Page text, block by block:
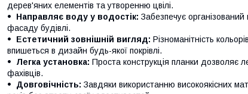
дерев'яних елементів та утворенню цвілі.
Направляє воду у водостік: Забезпечує
фасаду будівлі.
Естетичний зовнішній вигляд: Різноманітність
впишеться в дизайн будь-якої покрівлі.
Легка установка: Проста конструкція планки дозволяє
фахівців.
Довговічність: Завдяки використанню високоякісних